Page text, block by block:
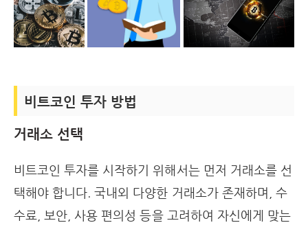
비트코인 투자 방법
거래소 선택
비트코인 투자를 시작하기 위해서는 먼저 거래소를 선
택해야 합니다. 국내외 다양한 거래소가 존재하며, 수
수료, 보안, 사용 편의성 등을 고려하여 자신에게 맞는